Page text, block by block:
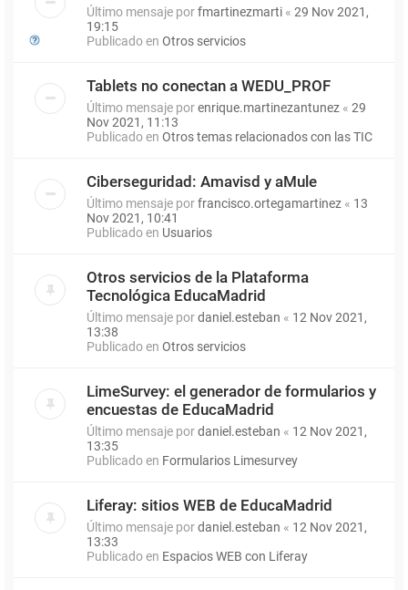
Último mensaje porfmartinezmarti « 29 Nov 2021,
19:15
Publicado en Otros servicios
Tablets no conectan a WEDU_PROF
Último mensaje porenrique.martinezantunez « 29
Nov 2021, 11:13
Publicado en Otros temas relacionados con las TIC
Ciberseguridad: Amavisd y aMule
Último mensaje porfrancisco.ortegamartinez « 13
Nov 2021, 10:41
Publicado en Usuarios
Otros servicios de la Plataforma
Tecnológica EducaMadrid
Último mensaje pordaniel.esteban « 12 Nov 2021,
13:38
Publicado en Otros servicios
LimeSurvey: el generador de formularios y
encuestas de EducaMadrid
Último mensaje pordaniel.esteban « 12 Nov 2021,
13:35
Publicado en Formularios Limesurvey
Liferay: sitios WEB de EducaMadrid
Último mensaje pordaniel.esteban « 12 Nov 2021,
13:33
Publicado en Espacios WEB con Liferay